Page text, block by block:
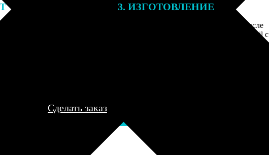
заказа к печати
могут связаться с Вами
телефону или email для
деталей.
3. ИЗГОТОВЛЕНИЕ
Оплатите заказ банковской картой. После
оплаты получите подтверждение на email с
Сделать заказ